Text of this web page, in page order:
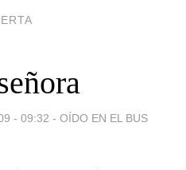
- 09:32 - OÍDO EN EL BUS